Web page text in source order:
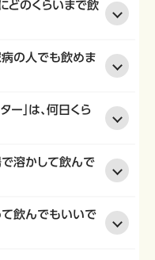
にどのくらいまで飲
病の人でも飲めま
ー」は、何日くら
で溶かして飲んで
て飲んでもいいで